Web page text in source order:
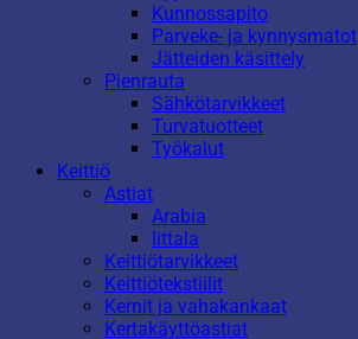
Kunnossapito
Parveke- ja kynnysmatot
Jätteiden käsittely
Pienrauta
Sähkötarvikkeet
Turvatuotteet
Työkalut
Keittiö
Astiat
Arabia
Iittala
Keittiötarvikkeet
Keittiötekstiilit
Kernit ja vahakankaat
Kertakäyttöastiat